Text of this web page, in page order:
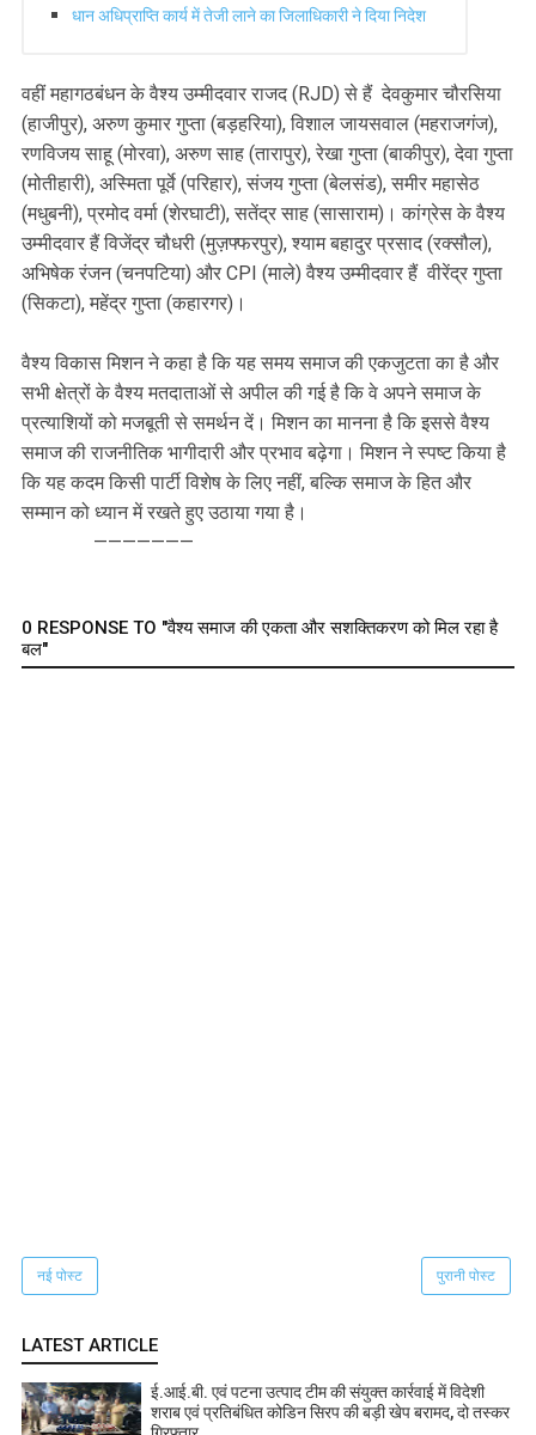
धान अधिप्राप्ति कार्य में तेजी लाने का जिलाधिकारी ने दिया निदेश
वहीं महागठबंधन के वैश्य उम्मीदवार राजद (RJD) से हैं देवकुमार चौरसिया
(हाजीपुर), अरुण कुमार गुप्ता (बड़हरिया), विशाल जायसवाल (महराजगंज),
रणविजय साहू (मोरवा), अरुण साह (तारापुर), रेखा गुप्ता (बाकीपुर), देवा गुप्ता
(मोतीहारी), अस्मिता पूर्वे (परिहार), संजय गुप्ता (बेलसंड), समीर महासेठ
(मधुबनी), प्रमोद वर्मा (शेरघाटी), सतेंद्र साह (सासाराम)। कांग्रेस के वैश्य
उम्मीदवार हैं विजेंद्र चौधरी (मुज़फ्फरपुर), श्याम बहादुर प्रसाद (रक्सौल),
अभिषेक रंजन (चनपटिया) और CPI (माले) वैश्य उम्मीदवार हैं वीरेंद्र गुप्ता
(सिकटा), महेंद्र गुप्ता (कहारगर)।
वैश्य विकास मिशन ने कहा है कि यह समय समाज की एकजुटता का है और
सभी क्षेत्रों के वैश्य मतदाताओं से अपील की गई है कि वे अपने समाज के
प्रत्याशियों को मजबूती से समर्थन दें। मिशन का मानना है कि इससे वैश्य
समाज की राजनीतिक भागीदारी और प्रभाव बढ़ेगा। मिशन ने स्पष्ट किया है
कि यह कदम किसी पार्टी विशेष के लिए नहीं, बल्कि समाज के हित और
सम्मान को ध्यान में रखते हुए उठाया गया है।
———————
0 RESPONSE TO "वैश्य समाज की एकता और सशक्तिकरण को मिल रहा है
बल"
नई पोस्ट पुरानी पोस्ट
LATEST ARTICLE
ई.आई.बी. एवं पटना उत्पाद टीम की संयुक्त कार्रवाई में विदेशी
शराब एवं प्रतिबंधित कोडिन सिरप की बड़ी खेप बरामद, दो तस्कर